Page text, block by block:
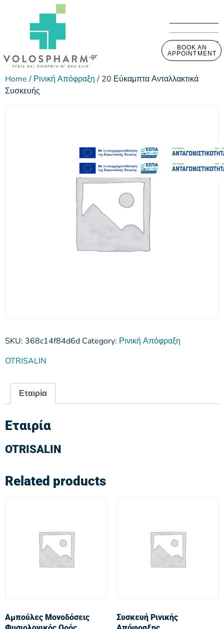
BOOK AN
APPOINTMENT
Home/ Ρινική Απόφραξη/ 20 Εύκαμπτα Ανταλλακτικά
Συσκευής
SKU: 368c14f84d6d Category: Ρινική Απόφραξη
OTRISALIN
Εταιρία
Εταιρία
OTRISALIN
Related products
Αμπούλες Μονοδόσεις
Συσκευή Ρινικής